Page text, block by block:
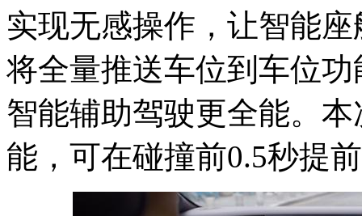
实现无感操作，让智能
将全量推送车位到车位
智能辅助驾驶更全能。
能，可在碰撞前0.5秒提